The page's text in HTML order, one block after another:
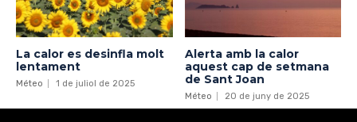
La calor es desinfla molt
lentament
Méteo 1 de juliol de 2025
Alerta amb la calor
aquest cap de setmana
de Sant Joan
Méteo 20 de juny de 2025